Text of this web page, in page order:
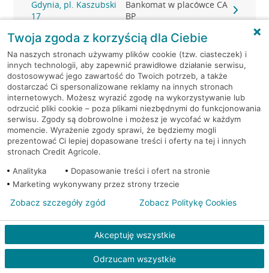
Gdynia, pl. Kaszubski
17
Bankomat w placówce CA
BP
Gdynia, pl. Konstytucji 1 Bankomat (Euronet)
Gdynia, Śląska 47 Bankomat (Planet Cash)
Gdynia, Śląska 47 Bankomat (Planet Cash)
Gdynia, Strażacka 2 Bankomat (Planet Cash)
Gdynia, ul. 10-go Lutego 11 Bankomat (Euronet)
Gdynia, ul. 10-go Lutego 11 Bankomat (Euronet)
Gdynia, ul. 10-go Lutego 11 Bankomat (Euronet)
Twoja zgoda z korzyścią dla Ciebie
Na naszych stronach używamy plików cookie (tzw. ciasteczek) i
innych technologii, aby zapewnić prawidłowe działanie serwisu,
dostosowywać jego zawartość do Twoich potrzeb, a także
dostarczać Ci spersonalizowane reklamy na innych stronach
internetowych. Możesz wyrazić zgodę na wykorzystywanie lub
odrzucić pliki cookie – poza plikami niezbędnymi do funkcjonowania
serwisu. Zgody są dobrowolne i możesz je wycofać w każdym
momencie. Wyrażenie zgody sprawi, że będziemy mogli
prezentować Ci lepiej dopasowane treści i oferty na tej i innych
stronach Credit Agricole.
Analityka
Dopasowanie treści i ofert na stronie
Marketing wykonywany przez strony trzecie
Akceptuję wszystkie
Odrzucam wszystkie
Zobacz szczegóły zgód Zobacz Politykę Cookies